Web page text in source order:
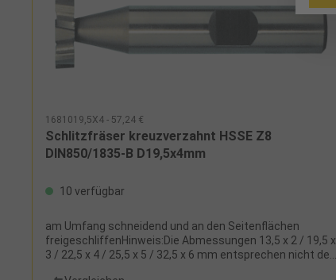
1681019,5X4 - 57,24 €
Schlitzfräser kreuzverzahnt HSSE Z8
DIN850/1835-B D19,5x4mm
10 verfügbar
am Umfang schneidend und an den Seitenflächen
freigeschliffenHinweis:Die Abmessungen 13,5 x 2 / 19,5 x
3 / 22,5 x 4 / 25,5 x 5 / 32,5 x 6 mm entsprechen nicht der